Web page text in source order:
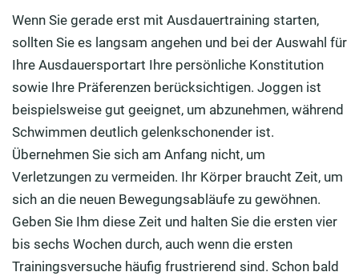
Wenn Sie gerade erst mit Ausdauertraining starten,
sollten Sie es langsam angehen und bei der Auswahl für
Ihre Ausdauersportart Ihre persönliche Konstitution
sowie Ihre Präferenzen berücksichtigen. Joggen ist
beispielsweise gut geeignet, um abzunehmen, während
Schwimmen deutlich gelenkschonender ist.
Übernehmen Sie sich am Anfang nicht, um
Verletzungen zu vermeiden. Ihr Körper braucht Zeit, um
sich an die neuen Bewegungsabläufe zu gewöhnen.
Geben Sie Ihm diese Zeit und halten Sie die ersten vier
bis sechs Wochen durch, auch wenn die ersten
Trainingsversuche häufig frustrierend sind. Schon bald